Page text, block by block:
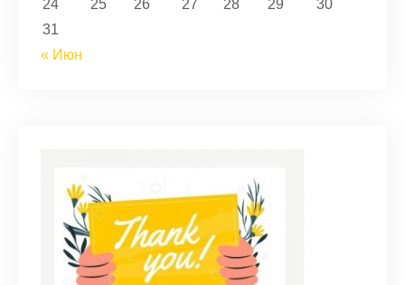
24
25 26 27 28 29
30
31
« Июн